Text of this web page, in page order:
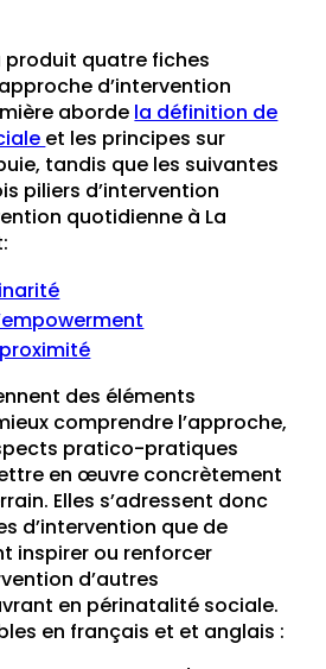
produit quatre fiches
d’intervention
aborde la définition de
et les principes sur
tandis que les suivantes
piliers d’intervention
quotidienne à La
des éléments
comprendre l’approche,
pratico-pratiques
en œuvre concrètement
Elles s’adressent donc
d’intervention que de
inspirer ou renforcer
d’autres
en périnatalité sociale.
en français et et anglais :